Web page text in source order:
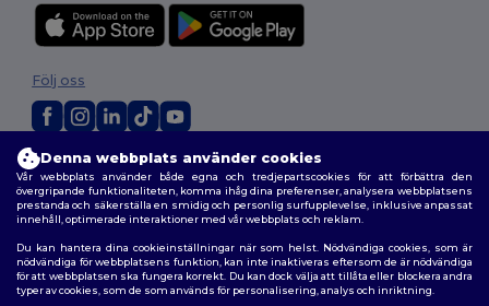
2026. Alla rättigheter förbehållna
Allmänna Villkor
|Anpassad policy | Integritetspolicy
Policy för cookies
|Karta över webbplatsen
Följ oss
Denna webbplats använder cookies
Vår webbplats använder både egna och tredjepartscookies för att förbättra den
övergripande funktionaliteten, komma ihåg dina preferenser, analysera webbplatsens
prestanda och säkerställa en smidig och personlig surfupplevelse, inklusive anpassat
innehåll, optimerade interaktioner med vår webbplats och reklam.
Du kan hantera dina cookieinställningar när som helst. Nödvändiga cookies, som är
nödvändiga för webbplatsens funktion, kan inte inaktiveras eftersom de är nödvändiga
för att webbplatsen ska fungera korrekt. Du kan dock välja att tillåta eller blockera andra
typer av cookies, som de som används för personalisering, analys och inriktning.